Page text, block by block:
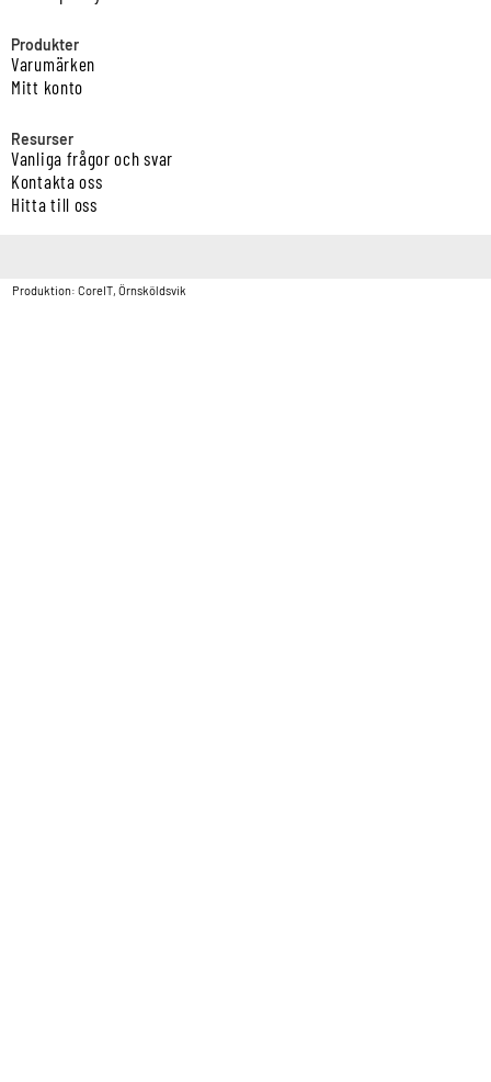
Produkter
Varumärken
Mitt konto
Resurser
Vanliga frågor och svar
Kontakta oss
Hitta till oss
Produktion: CoreIT, Örnsköldsvik